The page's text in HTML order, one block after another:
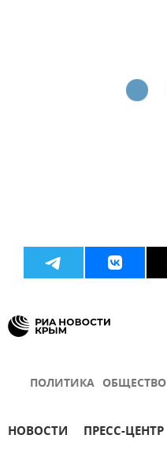
ПОЛИТИКА ОБЩЕСТВО
НОВОСТИ ПРЕСС-ЦЕНТР